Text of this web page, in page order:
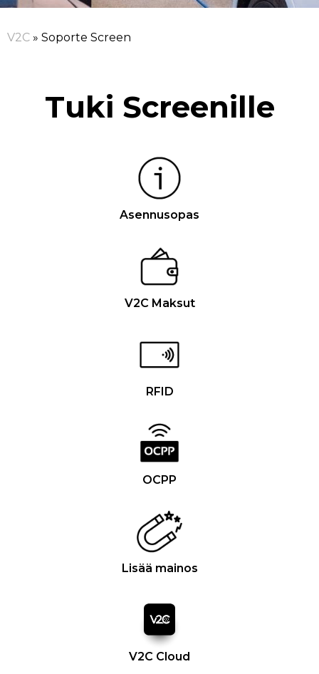
V2C » Soporte Screen
Tuki Screenille
Asennusopas
V2C Maksut
RFID
OCPP
Lisää mainos
V2C Cloud